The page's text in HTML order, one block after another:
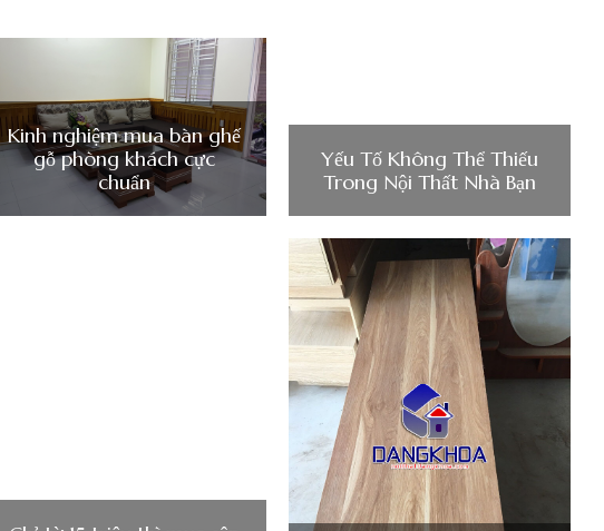
Kinh nghiệm mua bàn ghế
gỗ phòng khách cực
chuẩn
Yếu Tố Không Thể Thiếu
Trong Nội Thất Nhà Bạn